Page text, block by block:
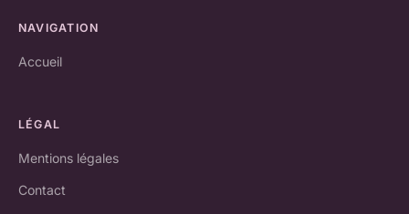
NAVIGATION
Accueil
LÉGAL
Mentions légales
Contact